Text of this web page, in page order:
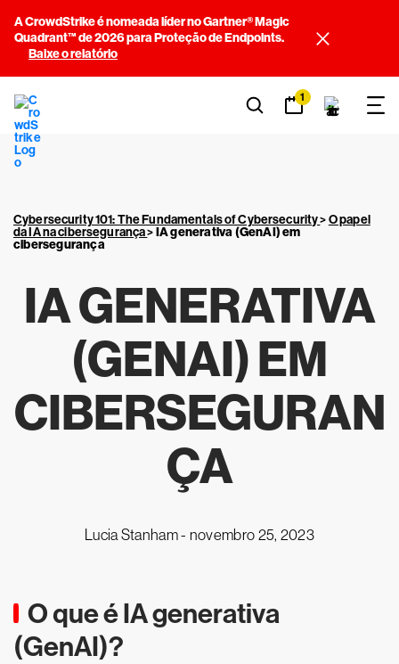
A CrowdStrike é nomeada líder no Gartner® Magic
Quadrant™ de 2026 para Proteção de Endpoints.
Baixe o relatório
1
Cybersecurity 101: The Fundamentals of Cybersecurity>O papel
da IA na cibersegurança>IA generativa (GenAI) em
cibersegurança
IA GENERATIVA
(GENAI) EM
CIBERSEGURAN
ÇA
Lucia Stanham - novembro 25, 2023
O que é IA generativa
(GenAI)?